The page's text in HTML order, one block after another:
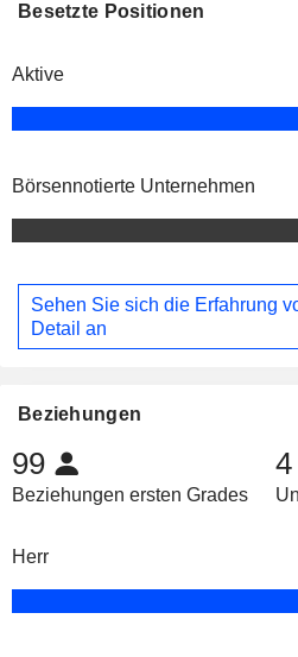
Besetzte Positionen
Aktive
Börsennotierte Unternehmen
Sehen Sie sich die Erfahrung
Detail an
Beziehungen
99
Beziehungen ersten Grades
4
Herr